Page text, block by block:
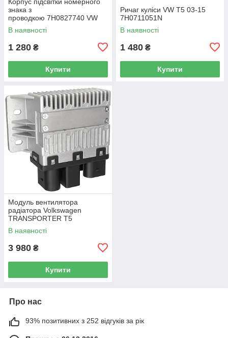
знака з
проводкою 7H0827740 VW
Caddy III (2K) 2004-2015
/ Caddy IV (SA) 2016-
В наявності
1 280 ₴
Купити
Ричаг куліси VW T5 03-15
7H0711051N
В наявності
1 480 ₴
Купити
Модуль вентилятора
радіатора Volkswagen
TRANSPORTER T5
Фургон 03-15 7H0919506D
В наявності
3 980 ₴
Купити
Про нас
93% позитивних з 252 відгуків за рік